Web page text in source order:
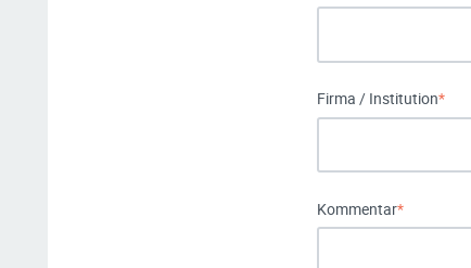
Firma / Institution*
Kommentar*